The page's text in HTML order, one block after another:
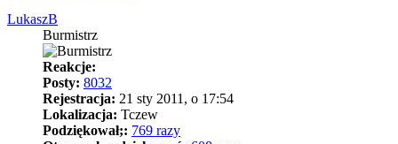
LukaszB
Burmistrz
Reakcje:
Posty: 8032
Rejestracja: 21 sty 2011, o 17:54
Lokalizacja: Tczew
Podziękował;: 769 razy